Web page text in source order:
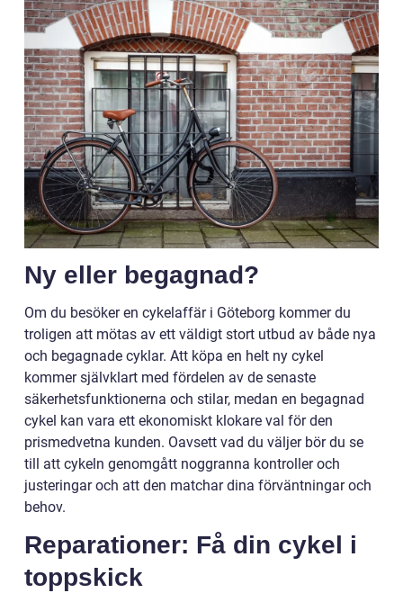
Ny eller begagnad?
Om du besöker en cykelaffär i Göteborg kommer du
troligen att mötas av ett väldigt stort utbud av både nya
och begagnade cyklar. Att köpa en helt ny cykel
kommer självklart med fördelen av de senaste
säkerhetsfunktionerna och stilar, medan en begagnad
cykel kan vara ett ekonomiskt klokare val för den
prismedvetna kunden. Oavsett vad du väljer bör du se
till att cykeln genomgått noggranna kontroller och
justeringar och att den matchar dina förväntningar och
behov.
Reparationer: Få din cykel i
toppskick